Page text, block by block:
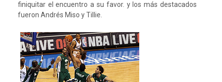
finiquitar el encuentro a su favor. y los más destacados
fueron Andrés Miso y Tillie.